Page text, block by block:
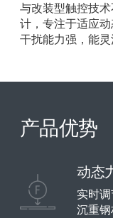
与改装型触控技
计，专注于适应
干扰能力强，能灵
产品优势
动态
实时
沉重钢